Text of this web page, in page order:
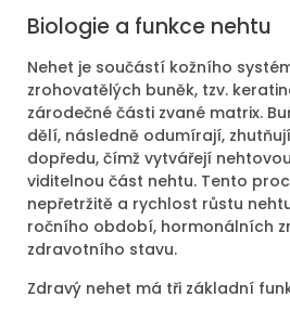
Biologie a funkce nehtu
Nehet je součástí kožního
zrohovatělých buněk, tzv.
zárodečné části zvané matrix.
dělí, následně odumírají,
dopředu, čímž vytvářejí
viditelnou část nehtu. Tento
nepřetržitě a rychlost růstu
ročního období, hormonálních
zdravotního stavu.
Zdravý nehet má tři základní